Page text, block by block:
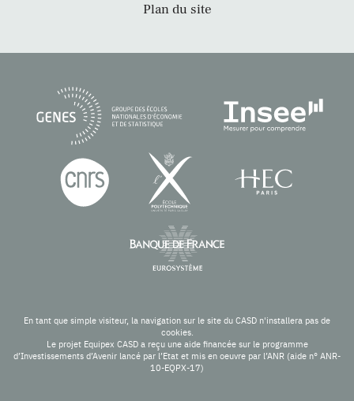
Plan du site
En tant que simple visiteur, la navigation sur le site du CASD n'installera pas de
cookies.
Le projet Equipex CASD a reçu une aide financée sur le programme
d’Investissements d’Avenir lancé par l’Etat et mis en oeuvre par l’ANR (aide n° ANR-
10-EQPX-17)